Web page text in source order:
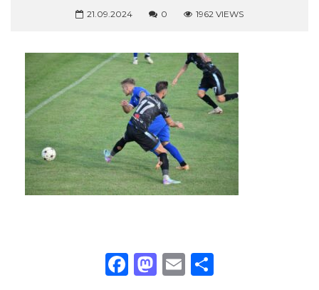
21.09.2024 0 1962 VIEWS
Facebook
Mastodon
Email